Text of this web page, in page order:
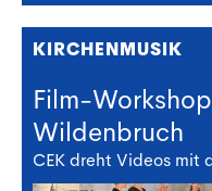
KIRCHENMUSIK
Film-
Wildenbruch
CEK dreht Videos mit